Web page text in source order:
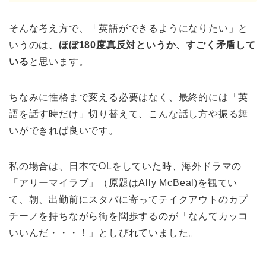
そんな考え方で、「英語ができるようになりたい」と
いうのは、 ほぼ180度真反対というか、すごく矛盾して
いる と思います。
ちなみに性格まで変える必要はなく、最終的には「英
語を話す時だけ」切り替えて、こんな話し方や振る舞
いができれば良いです。
私の場合は、日本でOLをしていた時、海外ドラマの
「アリーマイラブ」（原題はAlly McBeal)を観てい
て、朝、出勤前にスタバに寄ってテイクアウトのカプ
チーノを持ちながら街を闊歩するのが「なんてカッコ
いいんだ・・・！」としびれていました。